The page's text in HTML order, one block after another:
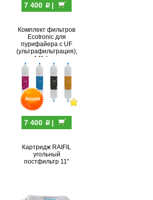
7 400 p|
Комплект фильтров
Ecotronic для
пурифайера c UF
(ультрафильтрация),
14", I-тип
7 400 p|
Картридж RAIFIL
угольный
постфильтр 11"